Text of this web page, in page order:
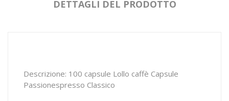
DETTAGLI DEL PRODOTTO
Descrizione: 100 capsule Lollo caffè Capsule
Passionespresso Classico